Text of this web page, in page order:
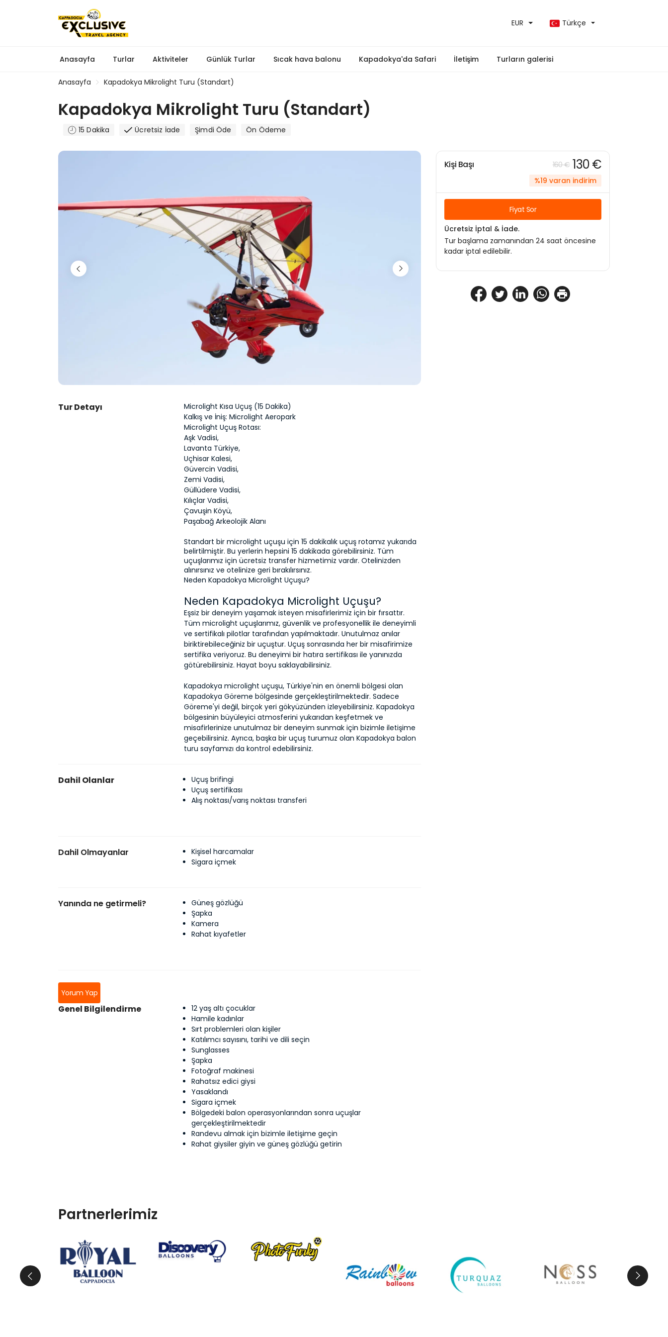
EUR Türkçe
Anasayfa Turlar Aktiviteler Günlük Turlar Sıcak hava balonu Kapadokya'da Safari İletişim Turların galerisi
Anasayfa Kapadokya Mikrolight Turu (Standart)
Kapadokya Mikrolight Turu (Standart)
15 Dakika Ücretsiz İade Şimdi Öde Ön Ödeme
Tur Detayı
Microlight Kısa Uçuş (15 Dakika)
Kalkış ve İniş: Microlight Aeropark
Microlight Uçuş Rotası:
Aşk Vadisi,
Lavanta Türkiye,
Uçhisar Kalesi,
Güvercin Vadisi,
Zemi Vadisi,
Güllüdere Vadisi,
Kılıçlar Vadisi,
Çavuşin Köyü,
Paşabağ Arkeolojik Alanı
Standart bir microlight uçuşu için 15 dakikalık uçuş rotamız yukarıda
belirtilmiştir. Bu yerlerin hepsini 15 dakikada görebilirsiniz. Tüm
uçuşlarımız için ücretsiz transfer hizmetimiz vardır. Otelinizden
alınırsınız ve otelinize geri bırakılırsınız.
Neden Kapadokya Microlight Uçuşu?
Neden Kapadokya Microlight Uçuşu?
Eşsiz bir deneyim yaşamak isteyen misafirlerimiz için bir fırsattır.
Tüm microlight uçuşlarımız, güvenlik ve profesyonellik ile deneyimli
ve sertifikalı pilotlar tarafından yapılmaktadır. Unutulmaz anılar
biriktirebileceğiniz bir uçuştur. Uçuş sonrasında her bir misafirimize
sertifika veriyoruz. Bu deneyimi bir hatıra sertifikası ile yanınızda
götürebilirsiniz. Hayat boyu saklayabilirsiniz.
Kapadokya microlight uçuşu, Türkiye'nin en önemli bölgesi olan
Kapadokya Göreme bölgesinde gerçekleştirilmektedir. Sadece
Göreme'yi değil, birçok yeri gökyüzünden izleyebilirsiniz. Kapadokya
bölgesinin büyüleyici atmosferini yukarıdan keşfetmek ve
misafirlerinize unutulmaz bir deneyim sunmak için bizimle iletişime
geçebilirsiniz. Ayrıca, başka bir uçuş turumuz olan Kapadokya balon
turu sayfamızı da kontrol edebilirsiniz.
Dahil Olanlar
Uçuş brifingi
Uçuş sertifikası
Alış noktası/varış noktası transferi
Dahil Olmayanlar
Kişisel harcamalar
Sigara içmek
Yanında ne getirmeli?
Güneş gözlüğü
Şapka
Kamera
Rahat kıyafetler
Yorum Yap
Genel Bilgilendirme
12 yaş altı çocuklar
Hamile kadınlar
Sırt problemleri olan kişiler
Katılımcı sayısını, tarihi ve dili seçin
Sunglasses
Şapka
Fotoğraf makinesi
Rahatsız edici giysi
Yasaklandı
Sigara içmek
Bölgedeki balon operasyonlarından sonra uçuşlar
gerçekleştirilmektedir
Randevu almak için bizimle iletişime geçin
Rahat giysiler giyin ve güneş gözlüğü getirin
Kişi Başı 160 € 130 €
%19 varan indirim
Fiyat Sor
Ücretsiz İptal & İade.
Tur başlama zamanından 24 saat öncesine
kadar iptal edilebilir.
Partnerlerimiz